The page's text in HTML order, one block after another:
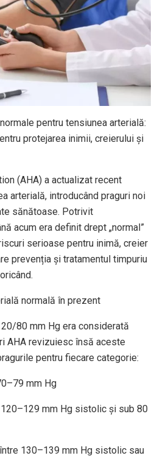
pentru tensiunea arterială:
protejarea inimii, creierului și
(AHA) a actualizat recent
arterială, introducând praguri noi
sănătoase. Potrivit
acum era definit drept „normal”
serioase pentru inimă, creier
prevenția și tratamentul timpuriu
normală în prezent
80 mm Hg era considerată
AHA revizuiesc însă aceste
pentru fiecare categorie:
mm Hg
mm Hg sistolic și sub 80
130–139 mm Hg sistolic sau